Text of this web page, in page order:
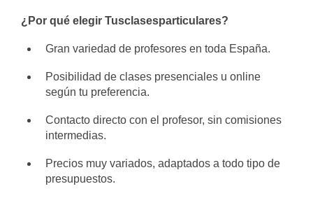
¿Por qué elegir Tusclasesparticulares?
Gran variedad de profesores en toda España.
Posibilidad de clases presenciales u online
según tu preferencia.
Contacto directo con el profesor, sin comisiones
intermedias.
Precios muy variados, adaptados a todo tipo de
presupuestos.